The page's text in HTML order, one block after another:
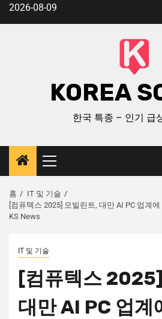
2026-08-09
KOREA
한국 특종 – 인기 급
홈
IT 및 기술
[컴퓨텍스 2025] 모빌린트, 대만 AI PC 업계
KS News
IT 및 기술
[컴퓨텍스
대만 AI PC 업계